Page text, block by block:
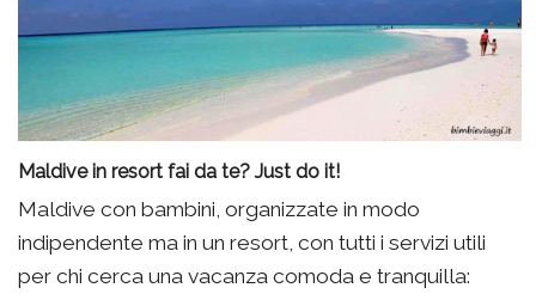
Maldive in resort fai da te? Just do it!
Maldive con bambini, organizzate in modo
indipendente ma in un resort, con tutti i servizi utili
per chi cerca una vacanza comoda e tranquilla: